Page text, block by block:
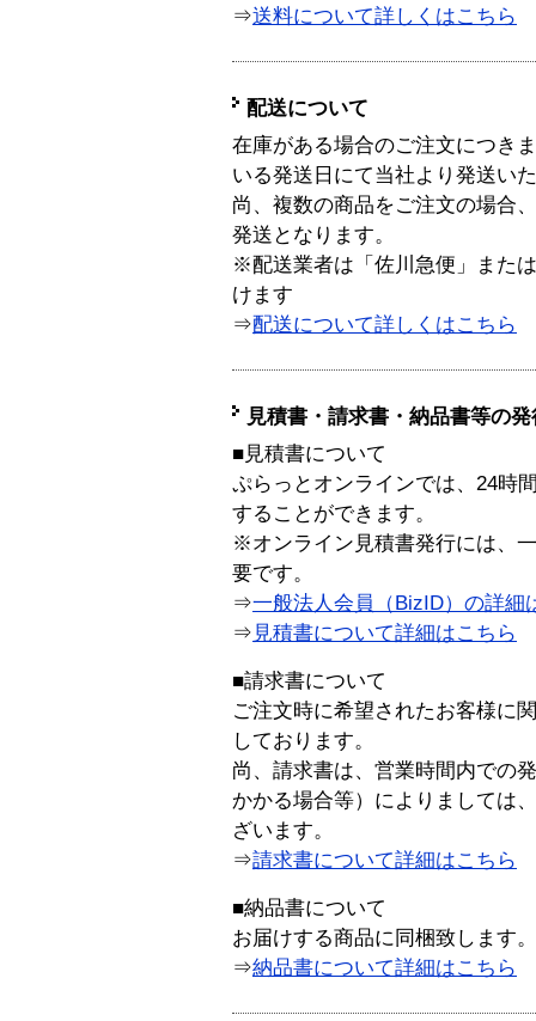
⇒送料について詳しくはこちら
配送について
在庫がある場合のご注文につき
いる発送日にて当社より発送い
尚、複数の商品をご注文の場合
発送となります。
※配送業者は「佐川急便」また
けます
⇒配送について詳しくはこちら
見積書・請求書・納品書等の
■見積書について
ぷらっとオンラインでは、24時
することができます。
※オンライン見積書発行には、
要です。
⇒一般法人会員（BizID）の詳細
⇒ 見積書について詳細はこちら
■請求書について
ご注文時に希望されたお客様に
しております。
尚、請求書は、営業時間内での
かかる場合等）によりましては
ざいます。
⇒請求書について詳細はこちら
■納品書について
お届けする商品に同梱致します。
⇒納品書について詳細はこちら